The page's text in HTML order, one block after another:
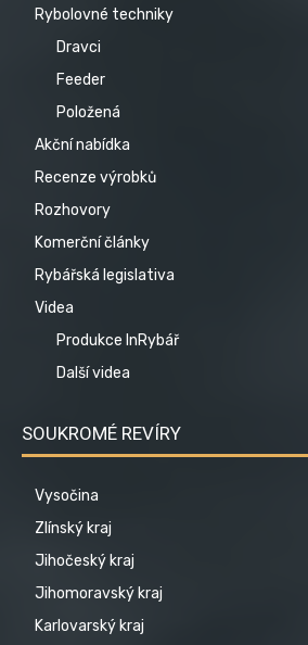
Rybolovné techniky
Dravci
Feeder
Položená
Akční nabídka
Recenze výrobků
Rozhovory
Komerční články
Rybářská legislativa
Videa
Produkce InRybář
Další videa
SOUKROMÉ REVÍRY
Vysočina
Zlínský kraj
Jihočeský kraj
Jihomoravský kraj
Karlovarský kraj